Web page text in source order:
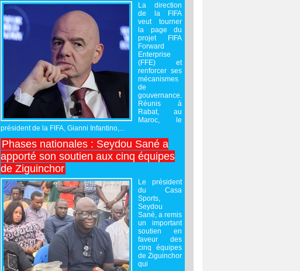
La direction
de la FIFA
veut tourner
la page du
projet FIFA
Forward
Enterprise
(FFE) et
renforcer ses
mécanismes
de
gouvernance.
Réunis à
Rabat, au
Maroc, le
président de la FIFA, Gianni Infantino,...
Phases nationales : Seydou Sané a
apporté son soutien aux cinq équipes
de Ziguinchor
Le président
du Casa
Sports,
Seydou
Sané, a remis
un important
soutien en
faveur des
cinq équipes
de Ziguinchor
qui